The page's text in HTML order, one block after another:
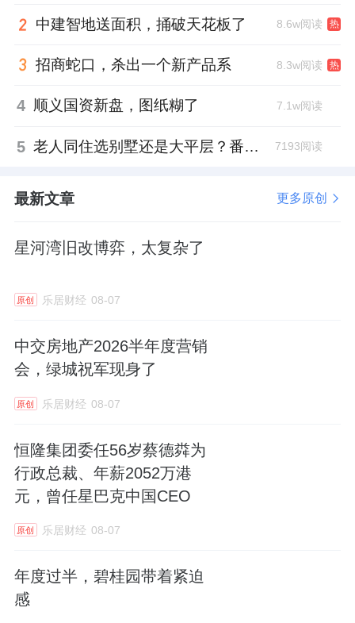
的业务组合。
2025年，它的有息负债规模下降了69亿港元；
景的执行董事——向东。
向东目前还担任深业集团有限公司的董事及财
区建设发展集团财务总监，深圳市智慧城市科
部部长兼结算中心主任等职。
在财务管理、财务审计及投融资管理领域，向
东拥有丰富的从业经验。
中建智地送面积，捅破天花板了 8.6w阅读 热
招商蛇口，杀出一个新产品系 8.3w阅读 热
4 顺义国资新盘，图纸糊了 7.1w阅读
5 老人同住选别墅还是大平层？番禺这份豪宅榜单给出了答案 7193阅读
最新文章 更多原创
星河湾旧改博弈，太复杂了
原创 乐居财经 08-07
中交房地产2026半年度营销
会，绿城祝军现身了
原创 乐居财经 08-07
恒隆集团委任56岁蔡德粦为
行政总裁、年薪2052万港
元，曾任星巴克中国CEO
原创 乐居财经 08-07
年度过半，碧桂园带着紧迫
感